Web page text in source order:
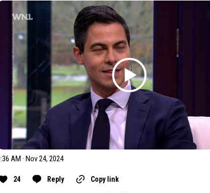
AM · Nov 24, 2024
24 Reply Copy link